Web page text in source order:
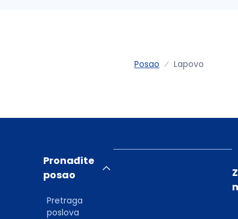
Posao Lapovo
Pronađite
posao
Pretraga
poslova